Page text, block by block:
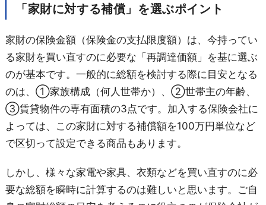
「家財に対する補償」を選ぶポイント
家財の保険金額（保険金の支払限度額）は、今持ってい
る家財を買い直すのに必要な「再調達価額」を基に選ぶ
のが基本です。一般的に総額を検討する際に目安となる
のは、①家族構成（何人世帯か）、②世帯主の年齢、
③賃貸物件の専有面積の3点です。加入する保険会社に
よっては、この家財に対する補償額を100万円単位など
で区切って設定できる商品もあります。
しかし、様々な家電や家具、衣類などを買い直すのに必
要な総額を瞬時に計算するのは難しいと思います。ご自